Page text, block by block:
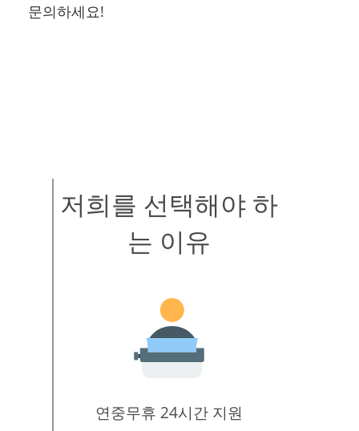
문의하세요!
저희를 선택해야 하
는 이유
연중무휴 24시간 지원